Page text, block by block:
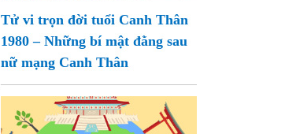
Tử vi trọn đời tuổi Canh Thân
1980 – Những bí mật đằng sau
nữ mạng Canh Thân